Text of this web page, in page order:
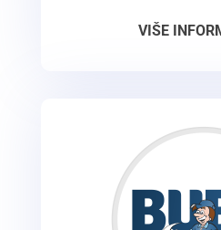
VIŠE